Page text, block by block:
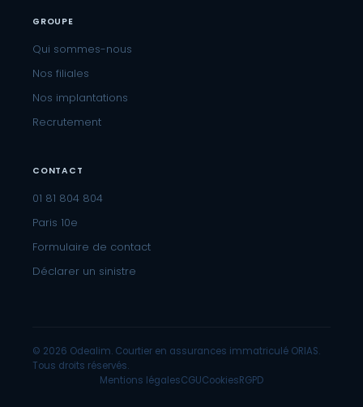
GROUPE
Qui sommes-nous
Nos filiales
Nos implantations
Recrutement
CONTACT
01 81 804 804
Paris 10e
Formulaire de contact
Déclarer un sinistre
© 2026 Odealim. Courtier en assurances immatriculé ORIAS.
Tous droits réservés.
Mentions légalesCGUCookiesRGPD